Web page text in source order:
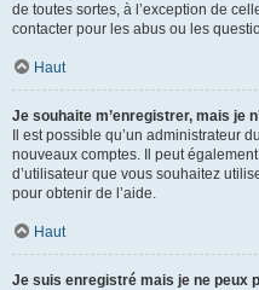
de toutes sortes, à l’exception de
contacter pour les abus ou les
Haut
Je souhaite m’enregistrer, mais je
Il est possible qu’un administrateur
nouveaux comptes. Il peut
d’utilisateur que vous souhaitez
pour obtenir de l’aide.
Haut
Je suis enregistré mais je ne peux